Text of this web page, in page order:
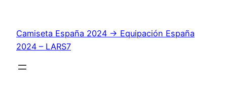
contenido
Camiseta España 2024 → Equipación España
2024 – LARS7